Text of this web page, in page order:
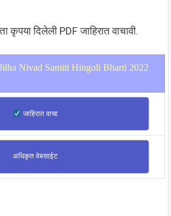
कृपया दिलेली PDF जाहिरात वाचावी.
Nivad Samiti Hingoli Bharti 2022
जाहिरात वाचा
अधिकृत वेबसाईट